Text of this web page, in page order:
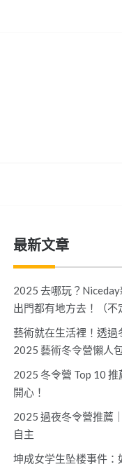
最新文章
2025 去哪玩？
出門都有地方去！（不
藝術就在生活裡！透過
2025 藝術冬令營懶人
2025 冬令營 Top 10
開心！
2025 過夜冬令營推薦
自主
坤成女学生坠楼事件